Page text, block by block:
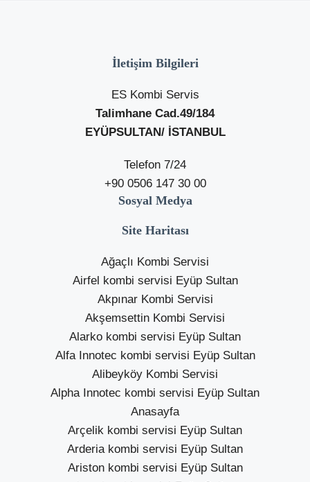
İletişim Bilgileri
ES Kombi Servis
Talimhane Cad.49/184
EYÜPSULTAN/ İSTANBUL
Telefon 7/24
+90 0506 147 30 00
Sosyal Medya
Site Haritası
Ağaçlı Kombi Servisi
Airfel kombi servisi Eyüp Sultan
Akpınar Kombi Servisi
Akşemsettin Kombi Servisi
Alarko kombi servisi Eyüp Sultan
Alfa Innotec kombi servisi Eyüp Sultan
Alibeyköy Kombi Servisi
Alpha Innotec kombi servisi Eyüp Sultan
Anasayfa
Arçelik kombi servisi Eyüp Sultan
Arderia kombi servisi Eyüp Sultan
Ariston kombi servisi Eyüp Sultan